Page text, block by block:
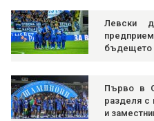
Левски
бъдещето
Първо в
разделя с
и